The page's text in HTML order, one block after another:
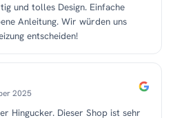
und tolles Design. Einfache
Anleitung. Wir würden uns
entscheiden!
2025
Hingucker. Dieser Shop ist sehr